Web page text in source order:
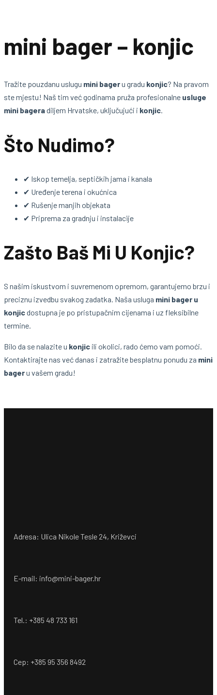
mini bager – konjic
Tražite pouzdanu uslugu mini bageru gradu konjic? Na pravom
ste mjestu! Naš tim već godinama pruža profesionalne usluge
mini bageradiljem Hrvatske, uključujući i konjic.
Što Nudimo?
✔ Iskop temelja, septičkih jama i kanala
✔ Uređenje terena i okućnica
✔ Rušenje manjih objekata
✔ Priprema za gradnju i instalacije
Zašto Baš Mi U Konjic?
S našim iskustvom i suvremenom opremom, garantujemo brzu i
preciznu izvedbu svakog zadatka. Naša usluga mini bager u
konjicdostupna je po pristupačnim cijenama i uz fleksibilne
termine.
Bilo da se nalazite u konjic ili okolici, rado ćemo vam pomoći.
Kontaktirajte nas već danas i zatražite besplatnu ponudu za mini
bageru vašem gradu!
Adresa: Ulica Nikole Tesle 24, Križevci
E-mail: info@mini-bager.hr
Tel.: +385 48 733 161
Cep: +385 95 356 8492